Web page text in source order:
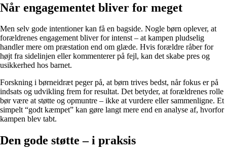
Når engagementet bliver for meget
Men selv gode intentioner kan få en bagside. Nogle børn oplever, at
forældrenes engagement bliver for intenst – at kampen pludselig
handler mere om præstation end om glæde. Hvis forældre råber for
højt fra sidelinjen eller kommenterer på fejl, kan det skabe pres og
usikkerhed hos barnet.
Forskning i børneidræt peger på, at børn trives bedst, når fokus er på
indsats og udvikling frem for resultat. Det betyder, at forældrenes rolle
bør være at støtte og opmuntre – ikke at vurdere eller sammenligne. Et
simpelt “godt kæmpet” kan gøre langt mere end en analyse af, hvorfor
kampen blev tabt.
Den gode støtte – i praksis